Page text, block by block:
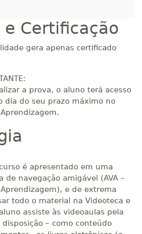
150dias
Matricular
R$ 1.982,74
150dias
R$ 2.082,12
150
e Certificação
gera apenas certificado
a prova, o aluno terá acesso
dia do seu prazo máximo no
é apresentado em uma
de navegação amigável (AVA –
e de extrema
todo o material na Videoteca e
assiste às videoaulas pela
– como conteúdo